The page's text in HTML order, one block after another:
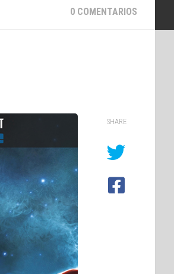
0 COMENTARIOS
SHARE